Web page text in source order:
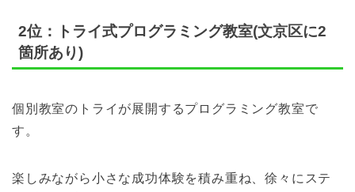
2位：トライ式プログラミング教室(文京区に2
箇所あり)
個別教室のトライが展開するプログラミング教室で
す。
楽しみながら小さな成功体験を積み重ね、徐々にステ